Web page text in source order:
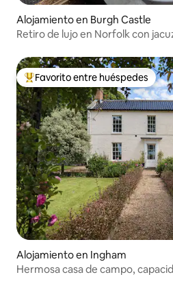
Alojamiento en Burgh Castle
Retiro de lujo en Norfolk con
Favorito entre huéspedes
Favorito entre huéspedes
Alojamiento en Ingham
Hermosa casa de campo,